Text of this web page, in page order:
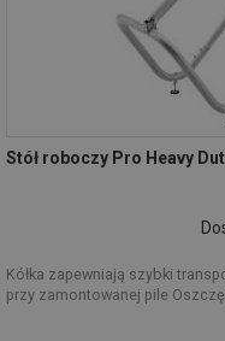
Stół roboczy Pro Heavy
Kółka zapewniają szybki
przy zamontowanej pile